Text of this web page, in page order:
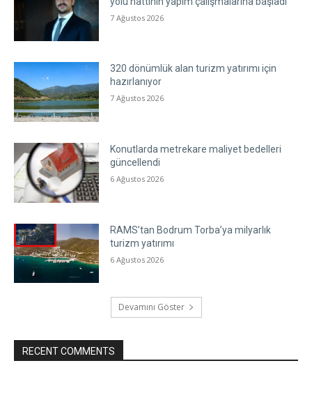
7 Ağustos 2026
320 dönümlük alan turizm yatırımı için
hazırlanıyor
7 Ağustos 2026
Konutlarda metrekare maliyet bedelleri
güncellendi
6 Ağustos 2026
RAMS’tan Bodrum Torba’ya milyarlık
turizm yatırımı
6 Ağustos 2026
Devamını Göster
RECENT COMMENTS